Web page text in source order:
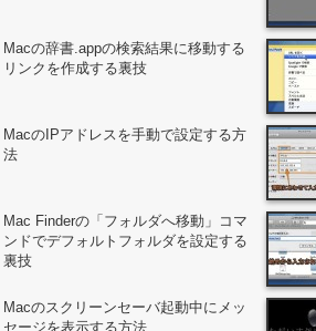
Macの辞書.appの検索結果に移動する
リンクを作成する裏技
MacのIPアドレスを手動で設定する方
法
Mac Finderの「フォルダへ移動」コマ
ンドでデフォルトフォルダを設定する
裏技
Macのスクリーンセーバ起動中にメッ
セージを表示する方法